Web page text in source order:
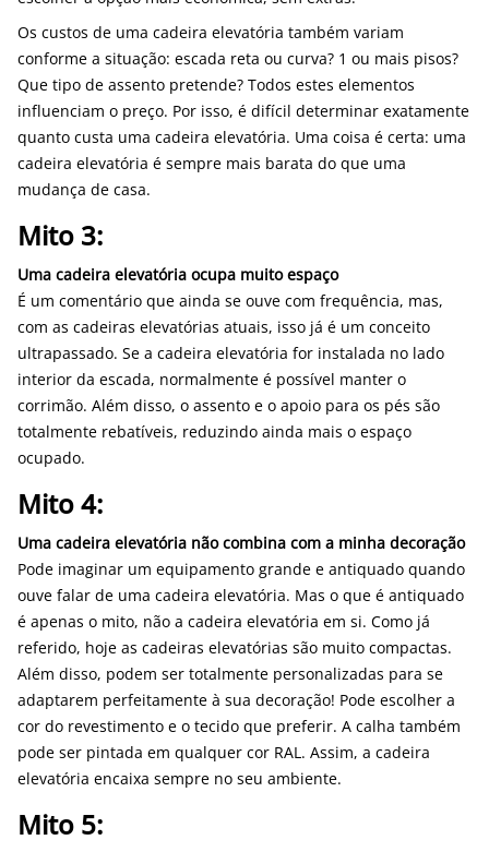
Os custos de uma cadeira elevatória também variam
conforme a situação: escada reta ou curva? 1 ou mais pisos?
Que tipo de assento pretende? Todos estes elementos
influenciam o preço. Por isso, é difícil determinar exatamente
quanto custa uma cadeira elevatória. Uma coisa é certa: uma
cadeira elevatória é sempre mais barata do que uma
mudança de casa.
Mito 3:
Uma cadeira elevatória ocupa muito espaço
É um comentário que ainda se ouve com frequência, mas,
com as cadeiras elevatórias atuais, isso já é um conceito
ultrapassado. Se a cadeira elevatória for instalada no lado
interior da escada, normalmente é possível manter o
corrimão. Além disso, o assento e o apoio para os pés são
totalmente rebatíveis, reduzindo ainda mais o espaço
ocupado.
Mito 4:
Uma cadeira elevatória não combina com a minha decoração
Pode imaginar um equipamento grande e antiquado quando
ouve falar de uma cadeira elevatória. Mas o que é antiquado
é apenas o mito, não a cadeira elevatória em si. Como já
referido, hoje as cadeiras elevatórias são muito compactas.
Além disso, podem ser totalmente personalizadas para se
adaptarem perfeitamente à sua decoração! Pode escolher a
cor do revestimento e o tecido que preferir. A calha também
pode ser pintada em qualquer cor RAL. Assim, a cadeira
elevatória encaixa sempre no seu ambiente.
Mito 5: